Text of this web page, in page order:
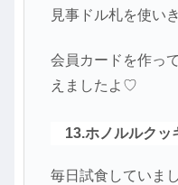
見事ドル札を使い
会員カードを作っ
えましたよ♡
13.ホノルルクッ
毎日試食していま